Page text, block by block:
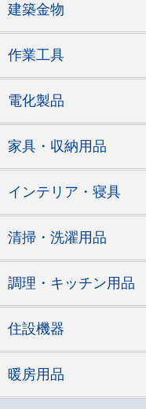
建築金物
作業工具
電化製品
家具・収納用品
インテリア・寝具
清掃・洗濯用品
調理・キッチン用品
住設機器
暖房用品